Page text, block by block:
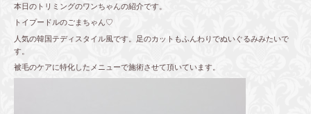
本日のトリミングのワンちゃんの紹介です。
トイプードルのごまちゃん♡
人気の韓国テディスタイル風です。足のカットもふんわりでぬいぐるみみたいで
す。
被毛のケアに特化したメニューで施術させて頂いています。